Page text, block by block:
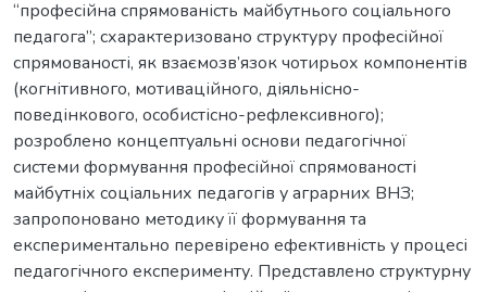
“професійна спрямованість майбутнього соціального
педагога”; cхарактеризовано структуру професійної
спрямованості, як взаємозв’язок чотирьох компонентів
(когнітивного, мотиваційного, діяльнісно-
поведінкового, особистісно-рефлексивного);
розроблено концептуальні основи педагогічної
системи формування професійної спрямованості
майбутніх соціальних педагогів у аграрних ВНЗ;
запропоновано методику її формування та
експериментально перевірено ефективність у процесі
педагогічного експерименту. Представлено структурну